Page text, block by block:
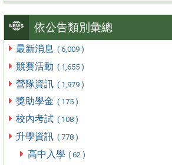
依公告類別彙總
最新消息 ( 6,009 )
競賽活動 ( 1,655 )
營隊資訊 ( 1,979 )
獎助學金 ( 175 )
校內考試 ( 108 )
升學資訊 ( 778 )
高中入學 ( 62 )